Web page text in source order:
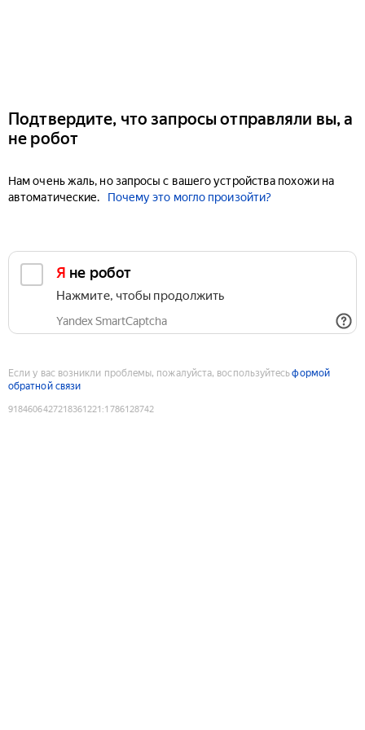
Подтвердите, что запросы отправляли вы, а
не робот
Нам очень жаль, но запросы с вашего устройства похожи на
автоматические.
Почему это могло произойти?
Я не робот
Нажмите, чтобы продолжить
Yandex SmartCaptcha
Если у вас возникли проблемы, пожалуйста, воспользуйтесьформой
обратной связи
9184606427218361221 :1786128742